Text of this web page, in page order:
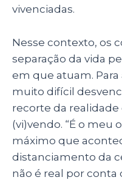
vivenciadas.
Nesse contexto, os
separação da vida
em que atuam. Para
muito difícil
recorte da
(vi)vendo. “É o meu
máximo que
distanciamento da
não é real por conta